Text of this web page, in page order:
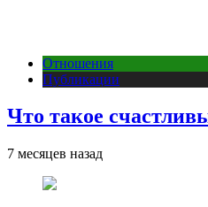
Отношения
Публикации
Что такое
7 месяцев назад